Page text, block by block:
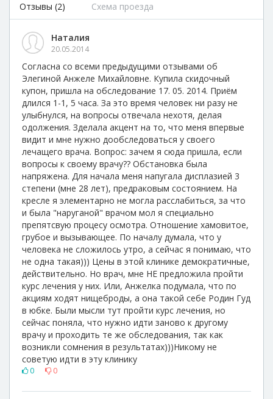
Отзывы (2) Схема проезда
Наталия
20.05.2014
Cогласна со всеми предыдущими отзывами об
Элегиной Анжеле Михайловне. Купила скидочный
купон, пришла на обследование 17. 05. 2014. Приём
длился 1-1, 5 часа. За это время человек ни разу не
улыбнулся, на вопросы отвечала нехотя, делая
одолжения. Зделала акцент на то, что меня впервые
видит и мне нужно дообследоваться у своего
лечащего врача. Вопрос: зачем я сюда пришла, если
вопросы к своему врачу?? Обстановка была
напряжена. Для начала меня напугала дисплазией 3
степени (мне 28 лет), предраковым состоянием. На
кресле я элементарно не могла расслабиться, за что
и была "наруганой" врачом мол я специально
препятсвую процесу осмотра. Отношение хамовитое,
грубое и вызывающее. По началу думала, что у
человека не сложилось утро, а сейчас я понимаю, что
не одна такая))) Цены в этой клинике демократичные,
действительно. Но врач, мне НЕ предложила пройти
курс лечения у них. Или, Анжелка подумала, что по
акциям ходят нищеброды, а она такой себе Родин Гуд
в юбке. Были мысли тут пройти курс лечения, но
сейчас поняла, что нужно идти заново к другому
врачу и проходить те же обследования, так как
возникли сомнения в результатах)))Никому не
советую идти в эту клинику
0 0